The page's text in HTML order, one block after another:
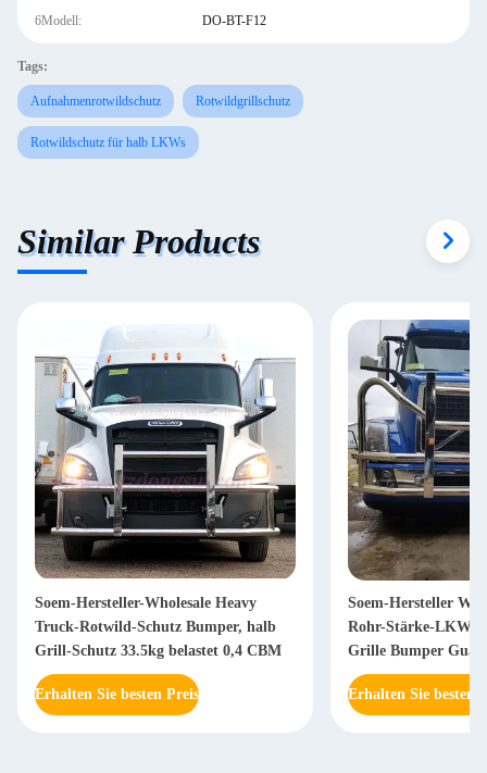
6Modell: DO-BT-F12
Tags:
Aufnahmenrotwildschutz Rotwildgrillschutz
Rotwildschutz für halb LKWs
Similar Products
Soem-Hersteller-Wholesale Heavy
Truck-Rotwild-Schutz Bumper, halb
Grill-Schutz 33.5kg belastet 0,4 CBM
Erhalten Sie besten Preis
Soem-Hersteller
Rohr-Stärke-LKW-
Grille Bumper
Erhalten Sie besten